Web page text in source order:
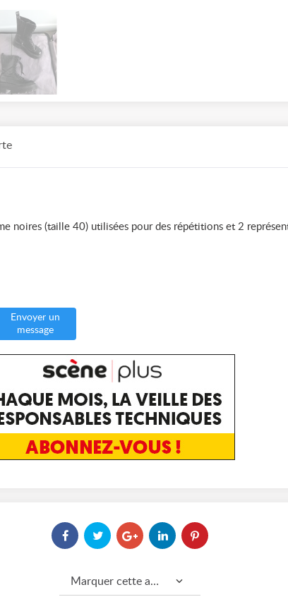
noires (taille 40) utilisées pour des répétitions et 2
Envoyer un
message
Marquer cette annonce comme...